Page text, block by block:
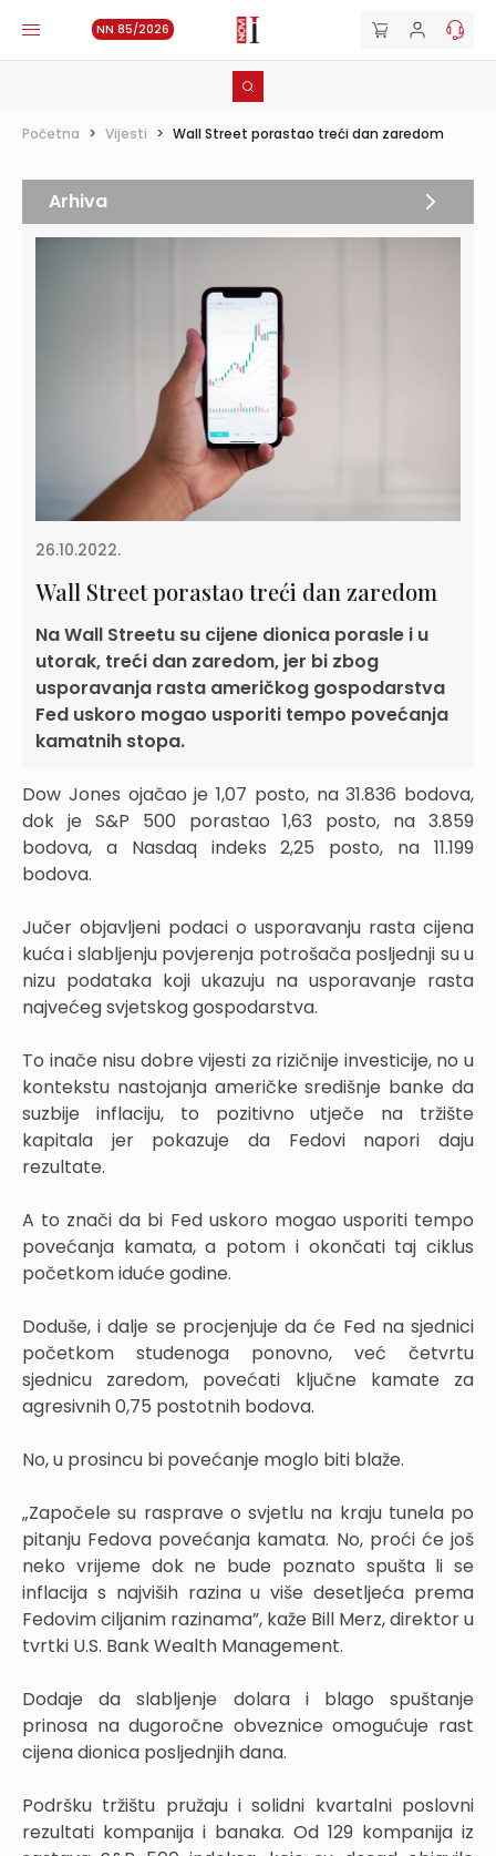
NN 85/2026
Početna > Vijesti > Wall Street porastao treći dan zaredom
26.10.2022.
Wall Street porastao treći dan zaredom
Na Wall Streetu su cijene dionica porasle i u
utorak, treći dan zaredom, jer bi zbog
usporavanja rasta američkog gospodarstva
Fed uskoro mogao usporiti tempo povećanja
kamatnih stopa.
Dow Jones ojačao je 1,07 posto, na 31.836 bodova,
dok je S&P 500 porastao 1,63 posto, na 3.859
bodova, a Nasdaq indeks 2,25 posto, na 11.199
bodova.
Jučer objavljeni podaci o usporavanju rasta cijena
kuća i slabljenju povjerenja potrošača posljednji su u
nizu podataka koji ukazuju na usporavanje rasta
najvećeg svjetskog gospodarstva.
To inače nisu dobre vijesti za rizičnije investicije, no u
kontekstu nastojanja američke središnje banke da
suzbije inflaciju, to pozitivno utječe na tržište
kapitala jer pokazuje da Fedovi napori daju
rezultate.
A to znači da bi Fed uskoro mogao usporiti tempo
povećanja kamata, a potom i okončati taj ciklus
početkom iduće godine.
Doduše, i dalje se procjenjuje da će Fed na sjednici
početkom studenoga ponovno, već četvrtu
sjednicu zaredom, povećati ključne kamate za
agresivnih 0,75 postotnih bodova.
No, u prosincu bi povećanje moglo biti blaže.
„Započele su rasprave o svjetlu na kraju tunela po
pitanju Fedova povećanja kamata. No, proći će još
neko vrijeme dok ne bude poznato spušta li se
inflacija s najviših razina u više desetljeća prema
Fedovim ciljanim razinama”, kaže Bill Merz, direktor u
tvrtki U.S. Bank Wealth Management.
Dodaje da slabljenje dolara i blago spuštanje
prinosa na dugoročne obveznice omogućuje rast
cijena dionica posljednjih dana.
Podršku tržištu pružaju i solidni kvartalni poslovni
rezultati kompanija i banaka. Od 129 kompanija iz
Arhiva